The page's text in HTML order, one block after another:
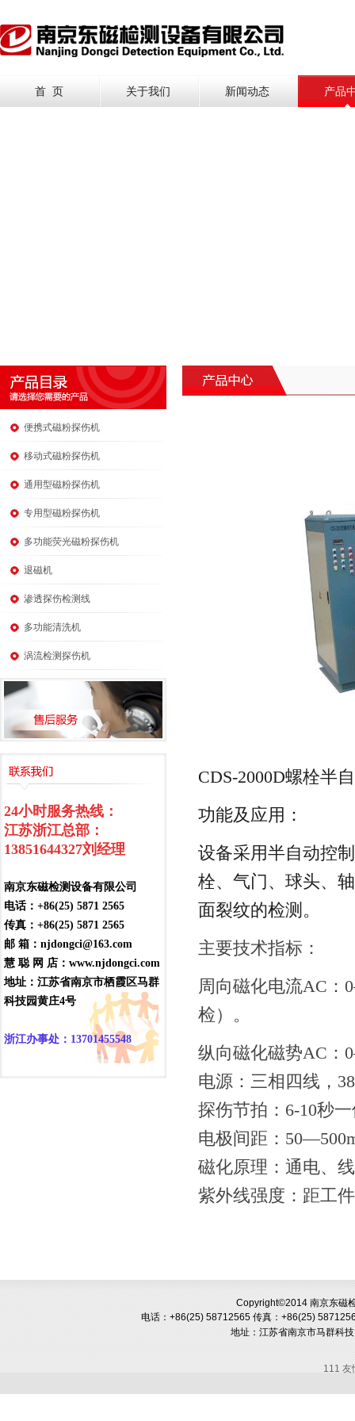
首 页 关于我们 新闻动态 产品
便携式磁粉探伤机
移动式磁粉探伤机
通用型磁粉探伤机
专用型磁粉探伤机
多功能荧光磁粉探伤机
退磁机
渗透探伤检测线
多功能清洗机
涡流检测探伤机
24小时服务热线：
江苏浙江总部：
13851644327刘经理
南京东磁检测设备有限公司
电话：+86(25) 5871 2565
传真：+86(25) 5871 2565
邮 箱：njdongci@163.com
慧 聪 网 店：www.njdongci.com
地址：江苏省南京市栖霞区马群
科技园黄庄4号
浙江办事处：13701455548
CDS-2000D螺栓半
功能及应用：
设备采用半自动控
栓、气门、球头、
面裂纹的检测。
主要技术指标 ：
周向磁化电流AC ：
检）。
纵向磁化磁势AC ：
电源：三相四线，
探伤节拍： 6-10秒
电极间距： 50—5
磁化原理：通电、
紫外线强度：距工件
Copyright©2014 南京东磁
电话：+86(25) 58712565 传真：+86(25)
地址： 江苏省南京市马群科
111 友